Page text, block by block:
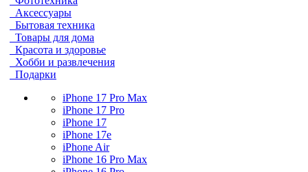
Аксессуары
Бытовая техника
Товары для дома
Красота и здоровье
Хобби и развлечения
Подарки
iPhone 17 Pro Max
iPhone 17 Pro
iPhone 17
iPhone 17e
iPhone Air
iPhone 16 Pro Max